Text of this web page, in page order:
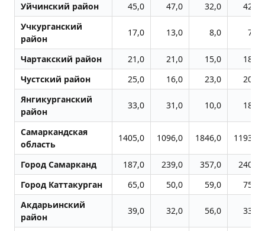
Уйчинский район 45,0 47,0 32,0
42,0
Учкурганский
район
17,0 13,0 8,0 7,0
Чартакский район 21,0 21,0 15,0
18,0
Чустский район
25,0 16,0 23,0
20,0
Янгикурганский
район
33,0 31,0 10,0 18,0
Самаркандская
область
1405,0 1096,0 1846,0 1193,0
Город Самарканд 187,0 239,0 357,0
240,0
Город Каттакурган
65,0 50,0 59,0
75,0
Акдарьинский
район
39,0 32,0 56,0 33,0